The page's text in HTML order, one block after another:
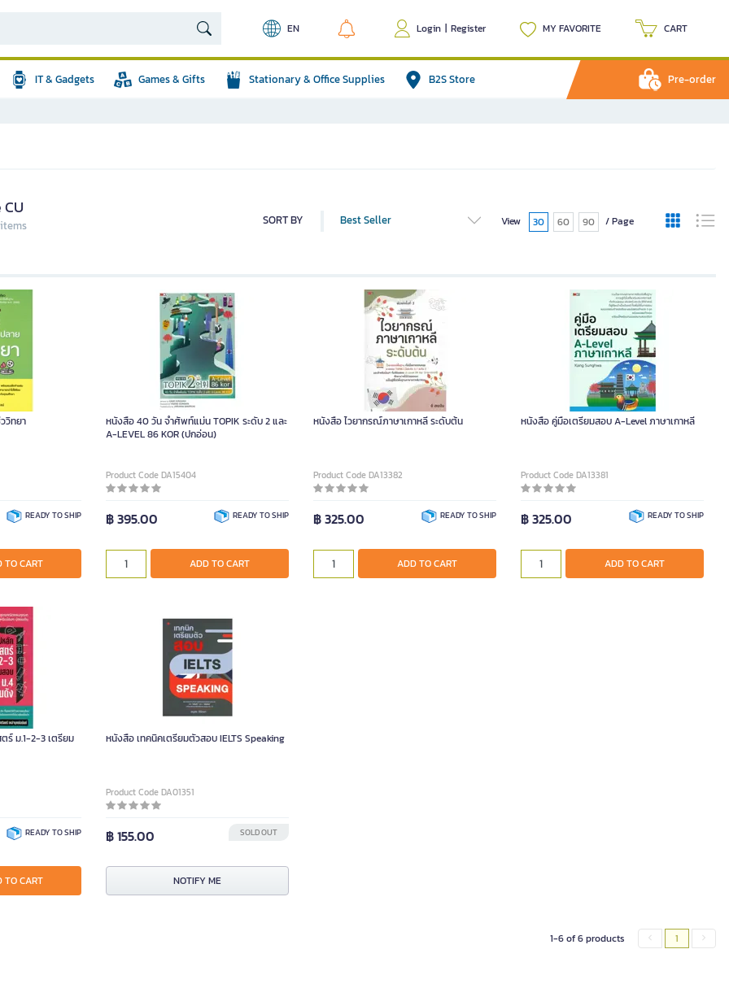
EN Login | Register MY FAVORITE CART
IT & Gadgets Games & Gifts Stationary & Office Supplies B2S Store Pre-order
CU
SORT BY Best Seller View 30 60 90 / Page
วิทยา
READY TO SHIP
TO CART
หนังสือ 40 วัน จําศัพท์แม่น TOPIK ระดับ 2 และ
A-LEVEL 86 KOR (ปกอ่อน)
Product Code DA15404
฿ 395.00 READY TO SHIP
ADD TO CART
หนังสือ ไวยากรณ์ภาษาเกาหลี ระดับต้น
Product Code DA13382
฿ 325.00 READY TO SHIP
ADD TO CART
หนังสือ คู่มือเตรียมสอบ A-Level ภาษาเกาหลี
Product Code DA13381
฿ 325.00 READY TO SHIP
ADD TO CART
ม.1-2-3 เตรียม
READY TO SHIP
TO CART
หนังสือ เทคนิคเตรียมตัวสอบ IELTS Speaking
Product Code DA01351
฿ 155.00 SOLD OUT
NOTIFY ME
1-6 of 6 products 1